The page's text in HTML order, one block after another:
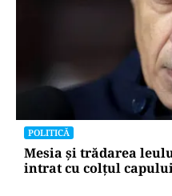
POLITICĂ
Mesia și trădarea
intrat cu colțul